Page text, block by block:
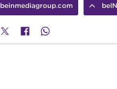
beinmediagroup.com